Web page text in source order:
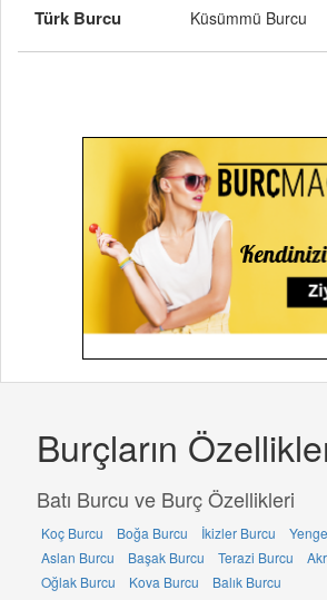
Türk Burcu Küsümmü Burcu
Burçların
Batı Burcu ve Burç Özellikleri
Koç Burcu Boğa Burcu İkizler Burcu
Aslan Burcu
Başak Burcu Terazi Burcu
Oğlak Burcu
Kova Burcu Balık Burcu